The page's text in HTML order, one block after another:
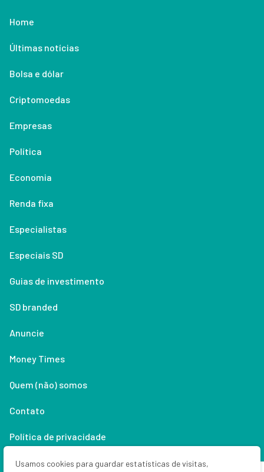
Home
Últimas notícias
Bolsa e dólar
Criptomoedas
Empresas
Política
Economia
Renda fixa
Especialistas
Especiais SD
Guias de investimento
SD branded
Anuncie
Money Times
Quem (não) somos
Contato
Política de privacidade
Lifestyle
Usamos cookies para guardar estatísticas de visitas,